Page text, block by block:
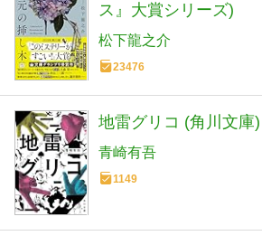
ス』大賞シリーズ)
松下龍之介
23476
地雷グリコ (角川文庫)
青崎有吾
1149